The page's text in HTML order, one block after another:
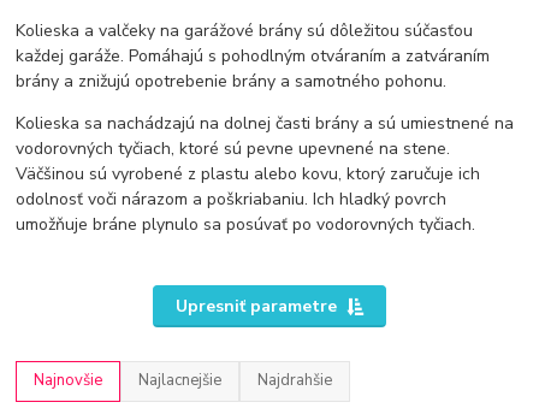
Kolieska a valčeky na garážové brány sú dôležitou súčasťou
každej garáže. Pomáhajú s pohodlným otváraním a zatváraním
brány a znižujú opotrebenie brány a samotného pohonu.
Kolieska sa nachádzajú na dolnej časti brány a sú umiestnené na
vodorovných tyčiach, ktoré sú pevne upevnené na stene.
Väčšinou sú vyrobené z plastu alebo kovu, ktorý zaručuje ich
odolnosť voči nárazom a poškriabaniu. Ich hladký povrch
umožňuje bráne plynulo sa posúvať po vodorovných tyčiach.
Upresniť parametre
Najnovšie Najlacnejšie Najdrahšie